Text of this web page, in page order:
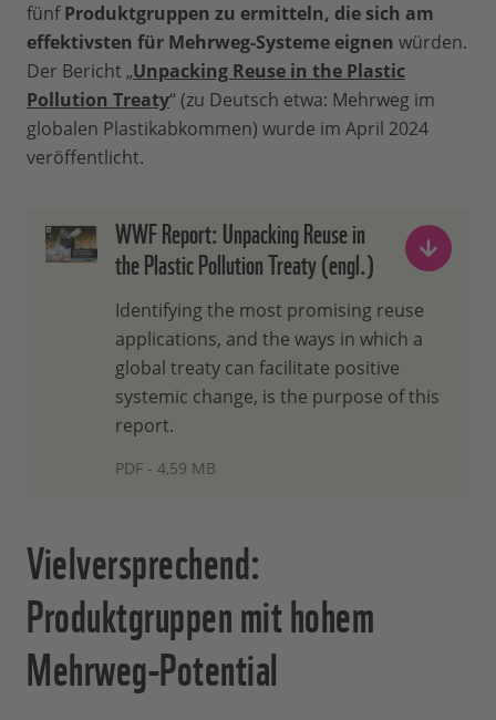
fünfProduktgruppen zu ermitteln, die sich am
effektivsten für Mehrweg-Systeme eignen würden.
Der Bericht „Unpacking Reuse in the Plastic
Pollution Treaty“ (zu Deutsch etwa: Mehrweg im
globalen Plastikabkommen) wurde im April 2024
veröffentlicht.
WWF Report: Unpacking Reuse in
the Plastic Pollution Treaty (engl.)
Identifying the most promising reuse
applications, and the ways in which a
global treaty can facilitate positive
systemic change, is the purpose of this
report.
PDF - 4,59 MB
Vielversprechend:
Produktgruppen mit hohem
Mehrweg-Potential